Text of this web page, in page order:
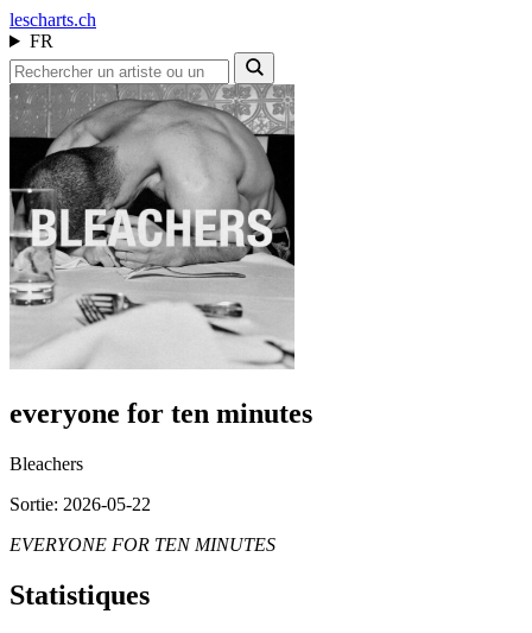
lescharts.ch
FR
everyone for ten minutes
Bleachers
Sortie: 2026-05-22
EVERYONE FOR TEN MINUTES
Statistiques